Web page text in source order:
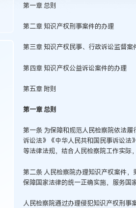
第一章 总则
第二章 知识产权刑事案件的办理
第三章 知识产权民事、行政诉讼监督案
第四章 知识产权公益诉讼案件的办理
第五章 附则
第一章 总则
第一条 为保障和规范人民检察院依法
诉讼法》《中华人民共和国民事诉讼法
等法律法规，结合人民检察院工作实际
第二条 人民检察院办理知识产权案件，
保障国家法律的统一正确实施，服务国
人民检察院通过办理侵犯知识产权刑事